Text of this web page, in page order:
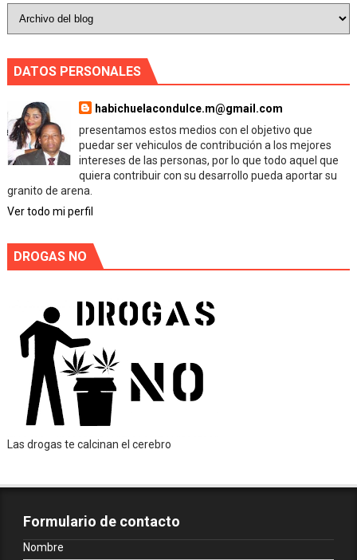
DATOS PERSONALES
habichuelacondulce.m@gmail.com
presentamos estos medios con el objetivo que
puedar ser vehiculos de contribución a los mejores
intereses de las personas, por lo que todo aquel que
quiera contribuir con su desarrollo pueda aportar su
granito de arena.
Ver todo mi perfil
DROGAS NO
Las drogas te calcinan el cerebro
Formulario de contacto
Nombre